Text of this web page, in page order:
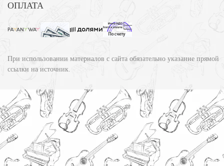
ОПЛАТА
При использовании материалов с сайта обязательно указание прямой
ссылки на источник.